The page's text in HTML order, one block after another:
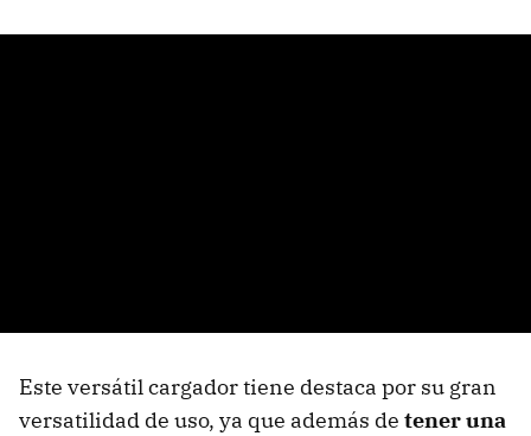
Este versátil cargador tiene destaca por su gran
versatilidad de uso, ya que además de tener una